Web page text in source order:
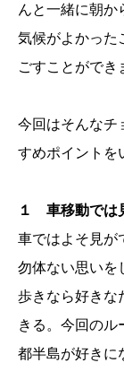
んと一緒に朝か
気候がよかった
ごすことができ
今回はそんなチ
すめポイントを
１ 車移動では
車ではよそ見が
勿体ない思いを
歩きなら好きな
きる。今回のル
都半島が好きに